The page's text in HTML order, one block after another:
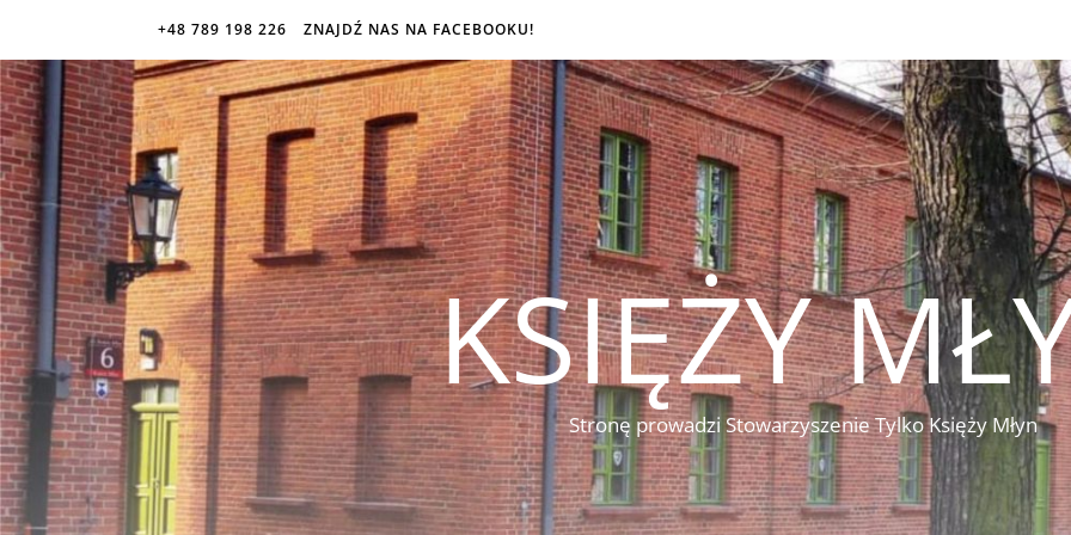
+48 789 198 226 ZNAJDŹ NAS NA FACEBOOKU!
KSIĘŻY
Stronę prowadzi Stowarzyszenie Tylko Księży Młyn